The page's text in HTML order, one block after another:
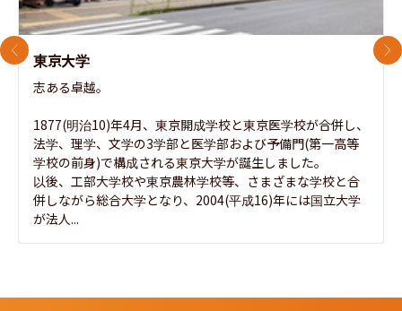
東京大学
志ある卓越。
1877(明治10)年4月、東京開成学校と東京医学校が合併し、
法学、理学、文学の3学部と医学部および予備門(第一高等
学校の前身)で構成される東京大学が誕生しました。
以後、工部大学校や東京農林学校等、さまざまな学校と合
併しながら総合大学となり、2004(平成16)年には国立大学
が法人...
前のスライド 次